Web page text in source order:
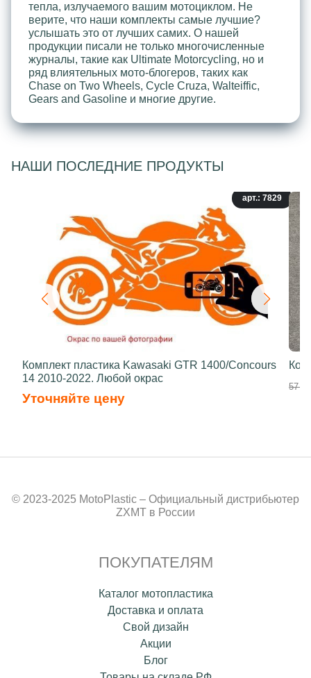
тепла, излучаемого вашим мотоциклом. Не
верите, что наши комплекты самые лучшие?
услышать это от лучших самих. О нашей
продукции писали не только многочисленные
журналы, такие как Ultimate Motorcycling, но и
ряд влиятельных мото-блогеров, таких как
Chase on Two Wheels, Cycle Cruza, Walteiffic,
Gears and Gasoline и многие другие.
НАШИ ПОСЛЕДНИЕ ПРОДУКТЫ
арт.: 7829
Комплект пластика Kawasaki GTR 1400/Concours
14 2010-2022. Любой окрас
Уточняйте цену
57
© 2023-2025 MotoPlastic – Официальный дистрибьютер
ZXMT в России
ПОКУПАТЕЛЯМ
Каталог мотопластика
Доставка и оплата
Свой дизайн
Акции
Блог